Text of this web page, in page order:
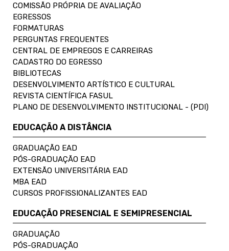
COMISSÃO PRÓPRIA DE AVALIAÇÃO
EGRESSOS
FORMATURAS
PERGUNTAS FREQUENTES
CENTRAL DE EMPREGOS E CARREIRAS
CADASTRO DO EGRESSO
BIBLIOTECAS
DESENVOLVIMENTO ARTÍSTICO E CULTURAL
REVISTA CIENTÍFICA FASUL
PLANO DE DESENVOLVIMENTO INSTITUCIONAL - (PDI)
EDUCAÇÃO A DISTÂNCIA
GRADUAÇÃO EAD
PÓS-GRADUAÇÃO EAD
EXTENSÃO UNIVERSITÁRIA EAD
MBA EAD
CURSOS PROFISSIONALIZANTES EAD
EDUCAÇÃO PRESENCIAL E SEMIPRESENCIAL
GRADUAÇÃO
PÓS-GRADUAÇÃO